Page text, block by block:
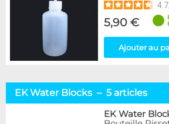
4.7
5,90 €
Ajouter au
EK Water Blocks – 5 articles
EK Water